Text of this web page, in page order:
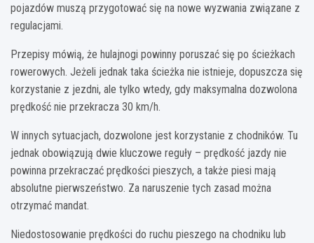
pojazdów muszą przygotować się na nowe wyzwania związane z
regulacjami.
Przepisy mówią, że hulajnogi powinny poruszać się po ścieżkach
rowerowych. Jeżeli jednak taka ścieżka nie istnieje, dopuszcza się
korzystanie z jezdni, ale tylko wtedy, gdy maksymalna dozwolona
prędkość nie przekracza 30 km/h.
W innych sytuacjach, dozwolone jest korzystanie z chodników. Tu
jednak obowiązują dwie kluczowe reguły – prędkość jazdy nie
powinna przekraczać prędkości pieszych, a także piesi mają
absolutne pierwszeństwo. Za naruszenie tych zasad można
otrzymać mandat.
Niedostosowanie prędkości do ruchu pieszego na chodniku lub